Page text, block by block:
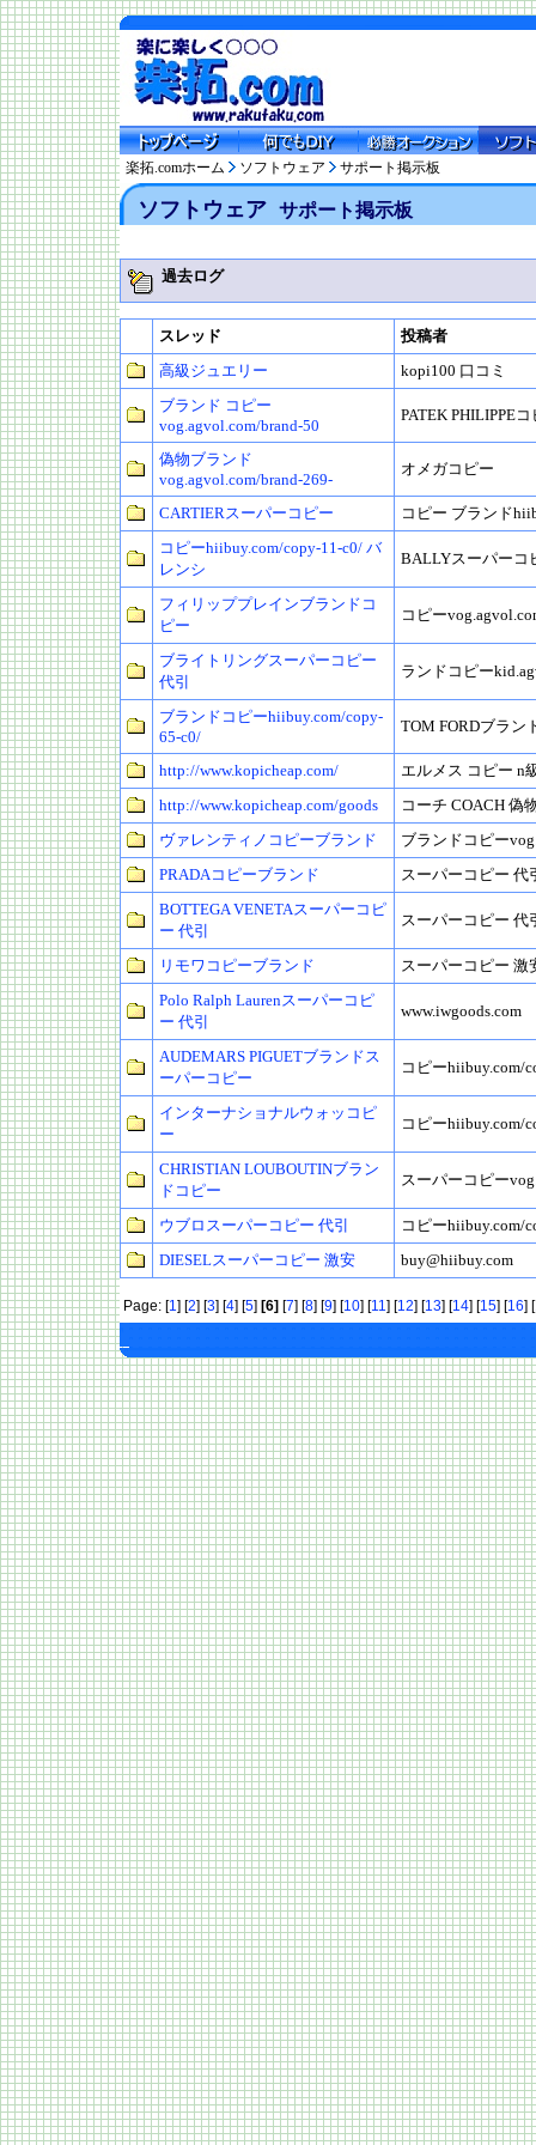
楽拓.comホーム ソフトウェア サポート掲示板
ソフトウェア サポート掲示板
過去ログ
スレッド
投稿者
高級ジュエリー
kopi100 口コミ
ブランド コピー
vog.agvol.com/brand-50
PATEK PHILIPPE
偽物ブランド
vog.agvol.com/brand-269-
オメガコピー
CARTIERスーパーコピー
コピー ブランド
コピーhiibuy.com/copy-11-c0/ バ
レンシ
BALLYスーパーコ
フィリッププレインブランドコ
ピー
コピー
ブライトリングスーパーコピー
代引
ランドコピー
ブランドコピーhiibuy.com/copy-
65-c0/
TOM FORDブラン
http://www.kopicheap.com/
エルメス コピー n
http://www.kopicheap.com/goods
コーチ COACH 偽
ヴァレンティノコピーブランド
ブランドコピー
PRADAコピーブランド
スーパーコピー 代
BOTTEGA VENETAスーパーコピ
ー 代引
スーパーコピー 代
リモワコピーブランド
スーパーコピー 激
Polo Ralph Laurenスーパーコピ
ー 代引
www.iwgoods.com
AUDEMARS PIGUETブランドス
ーパーコピー
コピーhiibuy.com/
インターナショナルウォッコピ
ー
コピーhiibuy.com/
CHRISTIAN LOUBOUTINブラン
ドコピー
スーパーコピー
ウブロスーパーコピー 代引
コピーhiibuy.com/
DIESELスーパーコピー 激安
buy@hiibuy.com
Page: [1] [2] [3] [4] [5] [6] [7] [8] [9] [10] [11] [12] [13] [14] [15] [16] [